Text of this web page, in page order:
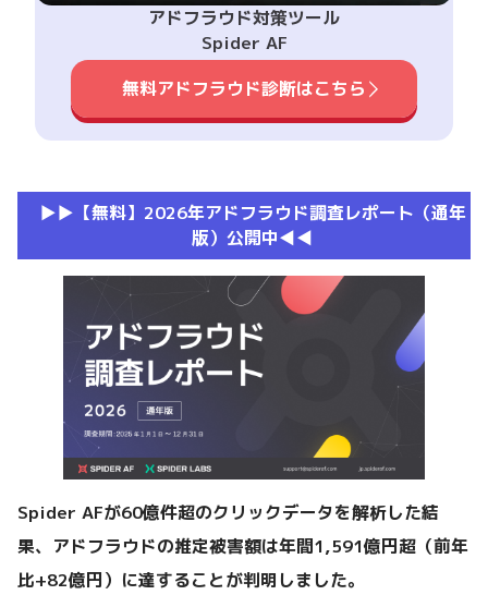
アドフラウド対策ツール
Spider AF
無料アドフラウド診断はこちら
▶︎▶︎【無料】2026年アドフラウド調査レポート（通年
版）公開中◀︎◀︎
Spider AFが60億件超のクリックデータを解析した結
果、アドフラウドの推定被害額は年間1,591億円超（前年
比+82億円）に達することが判明しました。